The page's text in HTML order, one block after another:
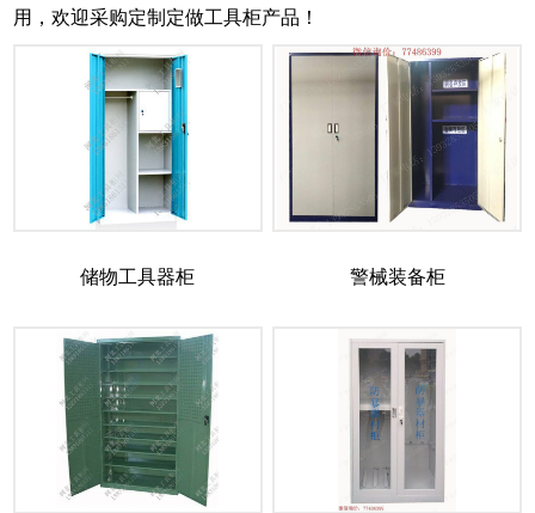
用，欢迎采购定制定做工具柜产品！
储物工具器柜 警械装备柜